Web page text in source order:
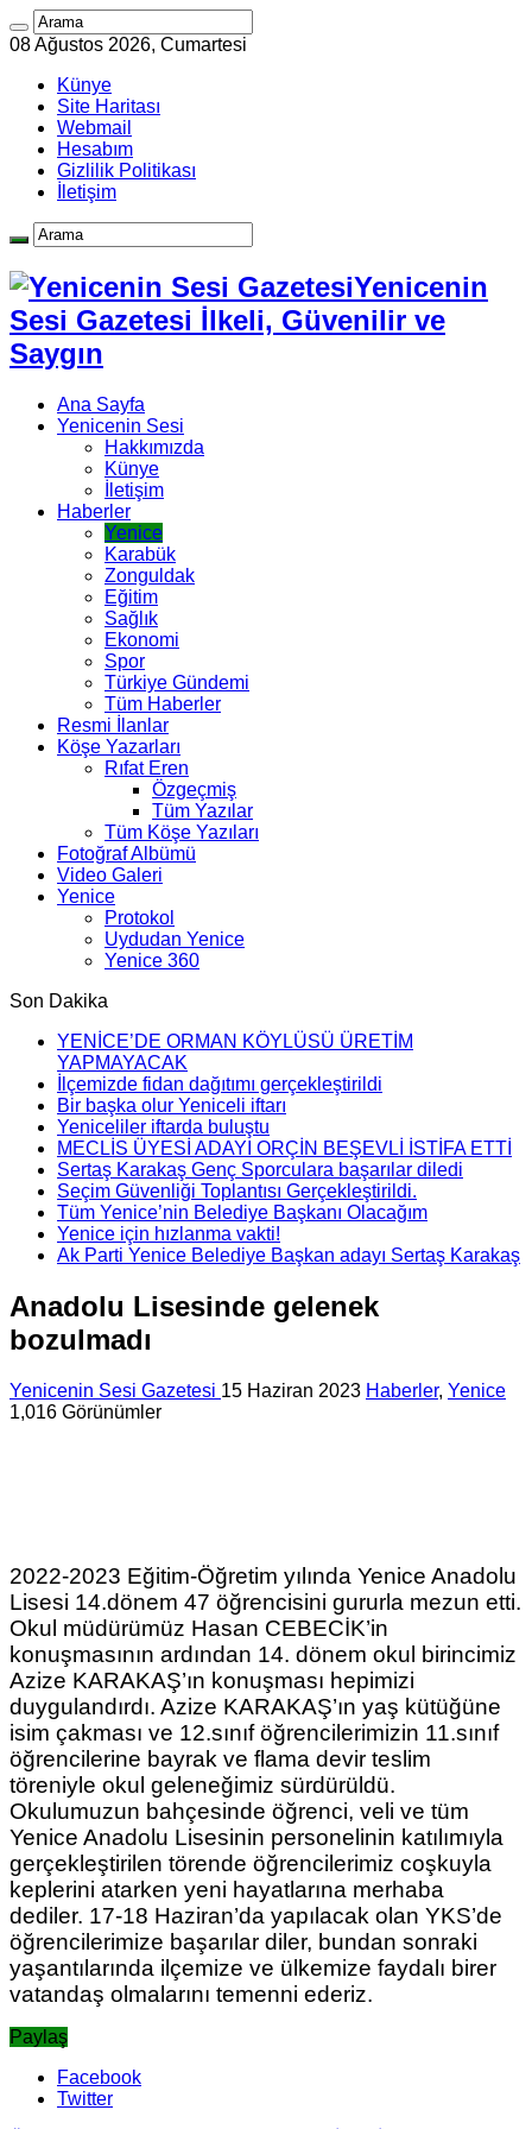
08 Ağustos 2026, Cumartesi
Künye
Site Haritası
Webmail
Hesabım
Gizlilik Politikası
İletişim
Yenicenin
Sesi Gazetesi İlkeli, Güvenilir ve
Saygın
Ana Sayfa
Yenicenin Sesi
Hakkımızda
Künye
İletişim
Haberler
Yenice
Karabük
Zonguldak
Eğitim
Sağlık
Ekonomi
Spor
Türkiye Gündemi
Tüm Haberler
Resmi İlanlar
Köşe Yazarları
Rıfat Eren
Özgeçmiş
Tüm Yazılar
Tüm Köşe Yazıları
Fotoğraf Albümü
Video Galeri
Yenice
Protokol
Uydudan Yenice
Yenice 360
Son Dakika
YENİCE’DE ORMAN KÖYLÜSÜ ÜRETİM
YAPMAYACAK
İlçemizde fidan dağıtımı gerçekleştirildi
Bir başka olur Yeniceli iftarı
Yeniceliler iftarda buluştu
MECLİS ÜYESİ ADAYI ORÇİN BEŞEVLİ İSTİFA ETTİ
Sertaş Karakaş Genç Sporculara başarılar diledi
Seçim Güvenliği Toplantısı Gerçekleştirildi.
Tüm Yenice’nin Belediye Başkanı Olacağım
Yenice için hızlanma vakti!
Ak Parti Yenice Belediye Başkan adayı Sertaş Karakaş
Anadolu Lisesinde gelenek
bozulmadı
Yenicenin Sesi Gazetesi 15 Haziran 2023 Haberler, Yenice
1,016 Görünümler
2022-2023 Eğitim-Öğretim yılında Yenice Anadolu
Lisesi 14.dönem 47 öğrencisini gururla mezun etti.
Okul müdürümüz Hasan CEBECİK’in
konuşmasının ardından 14. dönem okul birincimiz
Azize KARAKAŞ’ın konuşması hepimizi
duygulandırdı. Azize KARAKAŞ’ın yaş kütüğüne
isim çakması ve 12.sınıf öğrencilerimizin 11.sınıf
öğrencilerine bayrak ve flama devir teslim
töreniyle okul geleneğimiz sürdürüldü.
Okulumuzun bahçesinde öğrenci, veli ve tüm
Yenice Anadolu Lisesinin personelinin katılımıyla
gerçekleştirilen törende öğrencilerimiz coşkuyla
keplerini atarken yeni hayatlarına merhaba
dediler. 17-18 Haziran’da yapılacak olan YKS’de
öğrencilerimize başarılar diler, bundan sonraki
yaşantılarında ilçemize ve ülkemize faydalı birer
vatandaş olmalarını temenni ederiz.
Paylaş
Facebook
Twitter